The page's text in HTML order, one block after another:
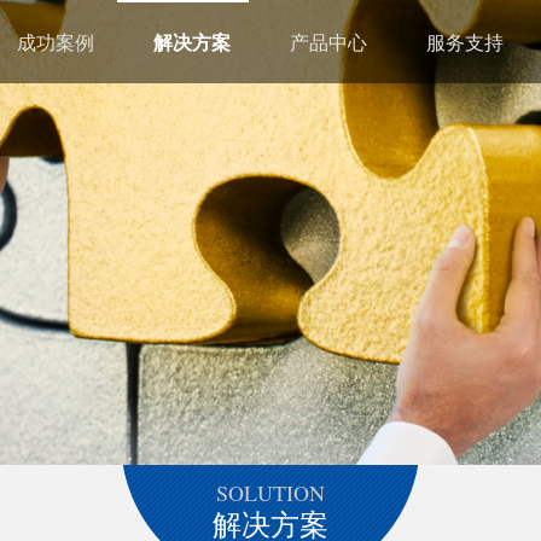
成功案例 解决方案 产品中心 服务支持
SOLUTION
解决方案